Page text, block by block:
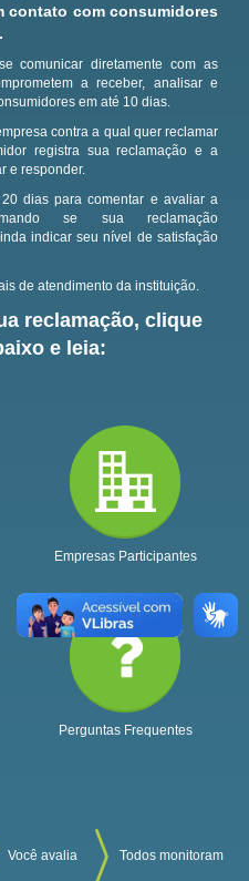
contato com consumidores
comunicar diretamente com as
a receber, analisar e
em até 10 dias.
contra a qual quer reclamar
registra sua reclamação e a
e responder.
dias para comentar e avaliar a
se sua reclamação
indicar seu nível de satisfação
de atendimento da instituição.
reclamação, clique
e leia:
Empresas Participantes
Perguntas Frequentes
Você avalia Todos monitoram